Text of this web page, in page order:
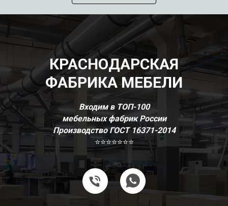
КРАСНОДАРСКАЯ
ФАБРИКА МЕБЕЛИ
Входим в ТОП-100
мебельных фабрик России
Производство ГОСТ 16371-2014
⭐⭐⭐⭐⭐⭐⭐